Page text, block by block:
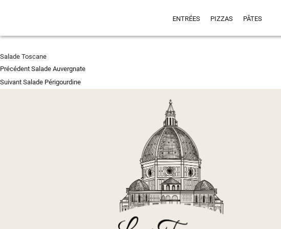
ENTRÉES PIZZAS PÂTES
Salade Toscane
Navigation
de
Précédent Article
précédent :
Salade Auvergnate
Suivant Article
Salade Périgourdine